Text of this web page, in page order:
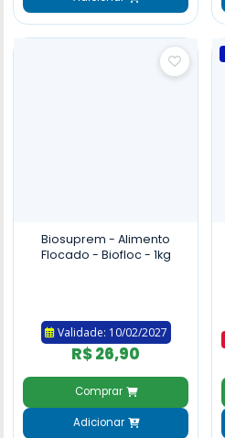
Biosuprem - Alimento
Flocado - Biofloc - 1kg
Validade: 10/02/2027
R$ 26,90
Comprar
Adicionar